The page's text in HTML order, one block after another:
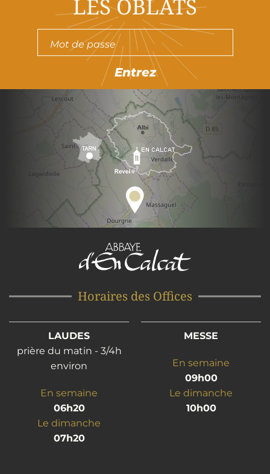
LES OBLATS
Entrez
Horaires des Offices
LAUDES
prière du matin - 3/4h
environ
En semaine
06h20
Le dimanche
07h20
MESSE
En semaine
09h00
Le dimanche
10h00